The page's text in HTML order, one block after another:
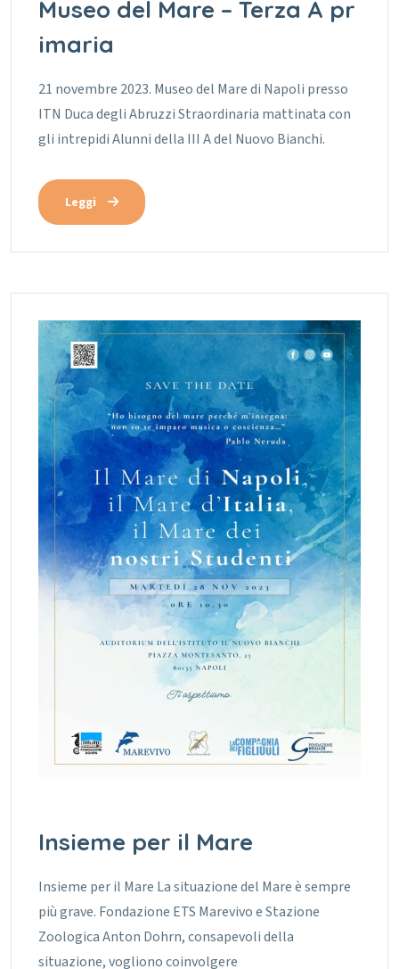
Museo del Mare – Terza A pr
imaria
21 novembre 2023. Museo del Mare di Napoli presso
ITN Duca degli Abruzzi Straordinaria mattinata con
gli intrepidi Alunni della III A del Nuovo Bianchi.
Leggi
Insieme per il Mare
Insieme per il Mare La situazione del Mare è sempre
più grave. Fondazione ETS Marevivo e Stazione
Zoologica Anton Dohrn, consapevoli della
situazione, vogliono coinvolgere